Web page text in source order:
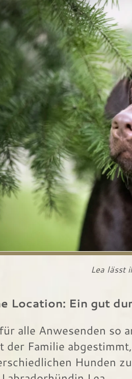
Lea lässt
Location: Ein gut
alle Anwesenden so
Familie
Hunden